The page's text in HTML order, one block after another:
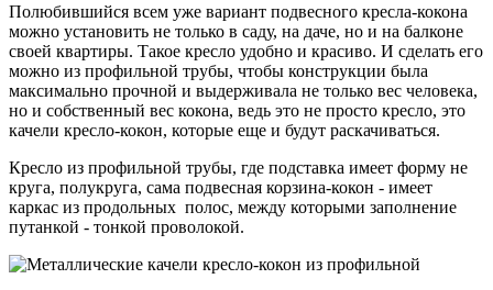
Полюбившийся всем уже вариант подвесного кресла-кокона
можно установить не только в саду, на даче, но и на балконе
своей квартиры. Такое кресло удобно и красиво. И сделать его
можно из профильной трубы, чтобы конструкции была
максимально прочной и выдерживала не только вес человека,
но и собственный вес кокона, ведь это не просто кресло, это
качели кресло-кокон, которые еще и будут раскачиваться.
Кресло из профильной трубы, где подставка имеет форму не
круга, полукруга, сама подвесная корзина-кокон - имеет
каркас из продольных полос, между которыми заполнение
путанкой - тонкой проволокой.